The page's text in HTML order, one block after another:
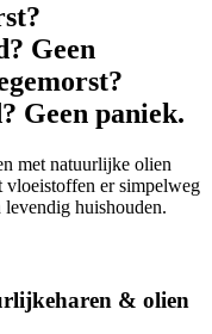
Geen
gemorst?
Geen paniek.
met natuurlijke olien
vloeistoffen er simpelweg
huishouden.
haren & olien